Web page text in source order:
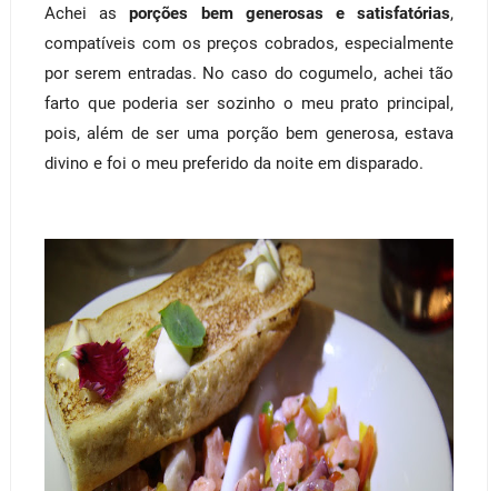
Achei as porções bem generosas e satisfatórias,
compatíveis com os preços cobrados, especialmente
por serem entradas. No caso do cogumelo, achei tão
farto que poderia ser sozinho o meu prato principal,
pois, além de ser uma porção bem generosa, estava
divino e foi o meu preferido da noite em disparado.